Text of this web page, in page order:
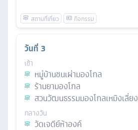
วันที่ 3
เช้า
หมู่บ้านชนเผ่ามองโกล
ร้านยามองโกล
สวนวัฒนธรรมมองโกลเหมิงเลี่ยง
กลางวัน
วัดเจดีย์ห้าองค์